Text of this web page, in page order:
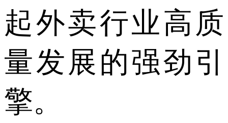
起外卖行业高质
量发展的强劲引
擎。